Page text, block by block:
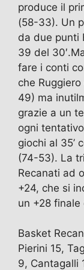
produce il
(58-33). Un
da due punti
39 del
fare i conti
che
49) ma
grazie a un
ogni
giochi al 35’
(74-53). La
Recanati ad
+24, che si
un +28 finale
Basket
Pierini 15,
9, Cantagalli